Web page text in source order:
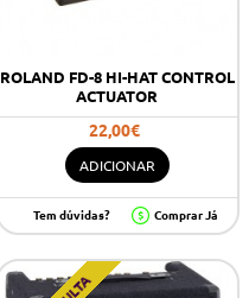
ROLAND FD-8 HI-HAT CONTROL
ACTUATOR
22,00€
ADICIONAR
Tem dúvidas? Comprar Já